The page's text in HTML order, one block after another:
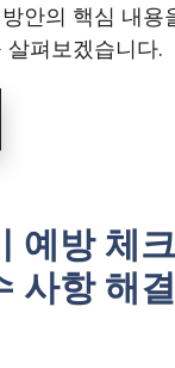
안의 핵심 내용
펴보겠습니다.
예방 체
사항 해